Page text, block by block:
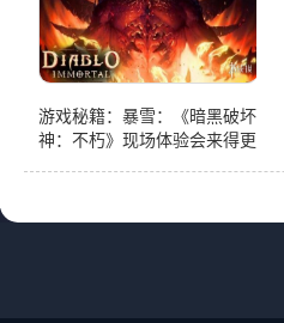
游戏秘籍：暴雪：《暗黑破坏
神：不朽》现场体验会来得更